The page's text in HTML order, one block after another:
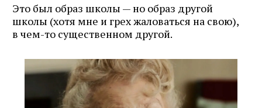
Это был образ школы — но образ другой
школы (хотя мне и грех жаловаться на свою),
в чем-то существенном другой.